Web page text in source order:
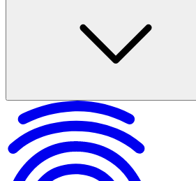
Cinsel Taciz Suçu Türkiye Hukukunda
Cinsel Taciz Suçunun Türleri
Cinsel Taciz Suçlarında Mağdurun Hakları
Cinsel Taciz Suçları İçin Cezai Yaptırımlar
Cinsel Taciz Suçları İle İlgili Yanlış
Önleyici ve Koruyucu Öneriler